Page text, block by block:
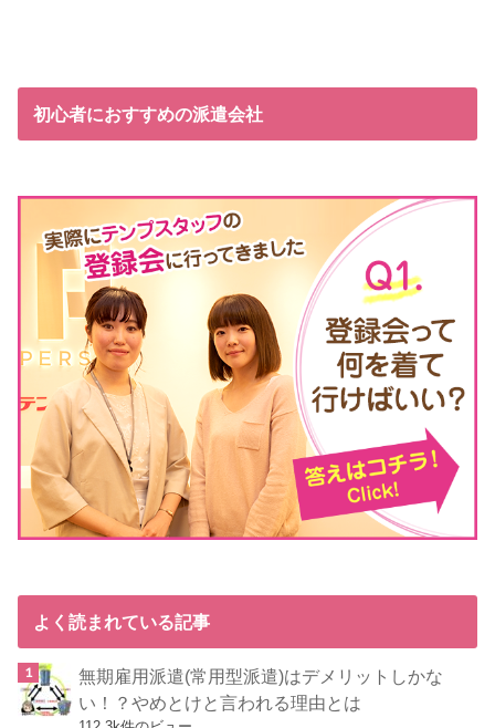
初心者におすすめの派遣会社
よく読まれている記事
無期雇用派遣(常用型派遣)はデメリットしかな
い！？やめとけと言われる理由とは